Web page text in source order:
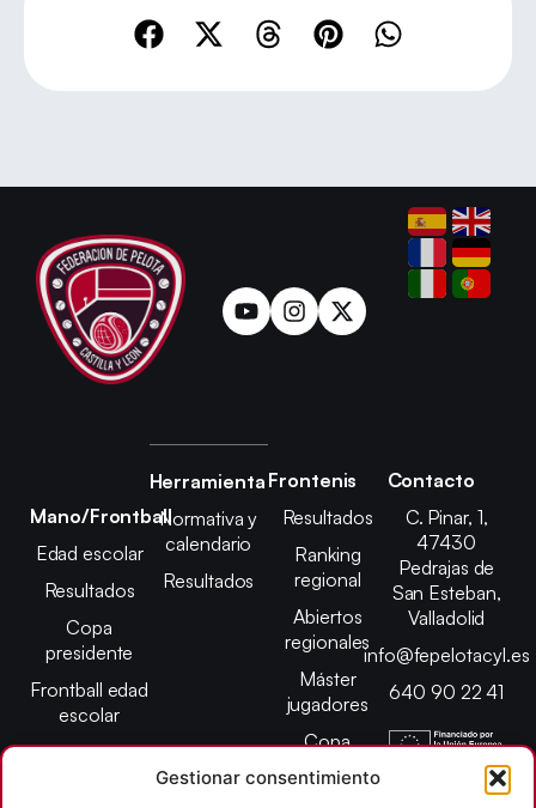
Gestionar consentimiento
Mano/Frontball
Edad escolar
Resultados
Copa
presidente
Frontball edad
escolar
Herramienta
Normativa y
calendario
Resultados
Frontenis
Resultados
Ranking
regional
Abiertos
regionales
Máster
jugadores
Copa
presidente
Contacto
C. Pinar, 1,
47430
Pedrajas de
San Esteban,
Valladolid
info@fepelotacyl.es
640 90 22 41